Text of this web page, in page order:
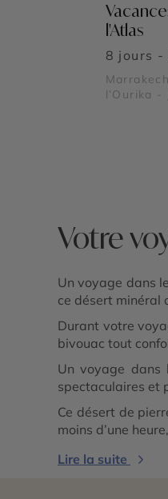
l'Atlas
8 jours
l’Ourika -
Votre
Un voyage dans
ce désert minéral
Durant votre
bivouac tout
Un voyage dans
spectaculaires et
Ce désert de
moins d’une
Lire la suite